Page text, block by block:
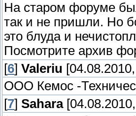
На старом форуме
так и не пришли. Но
это блуда и
Посмотрите архив
[6] Valeriu
ООО Кемос -
[7] Sahara